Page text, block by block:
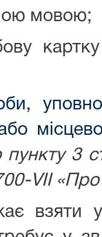
мовою;
пункту 3
VII «Про
взяти